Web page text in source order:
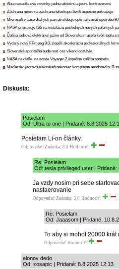
Alza nasadila dve novinky, jednu užitočnú a jednu kontroverznú
Záchrana misie na záchranu teleskopu Swift úspešne pokračuje
Microsoft v čase drahých pamätí sľubuje optimalizovať spotrebu
NASA pripravuje ISS na inštaláciu posledných nových solárnych
Ďalšia jadrová elektráreň južne od Slovenska musela kvôli teplu
Vydaný nový FFmpeg 9.0, zlepšil akceleráciu profesionálnych
Slovenská sporiteľňa bude mať cez víkend odstávku
NASA na diaľku na sonde Voyager 2 úspešne znížila spotrebu
Maďarsko jadrovú elektráreň nakoniec kompletne neodstavilo,
Diskusia:
Posielam
Od: Ultra to one | Pridané: 8.8.2025
Posielam Li-on články.
Odpovedať Známka: 8.0 Hodnotiť:
Re: Posielam
Od: tesla privileged user | Pridané:
Ja vzdy nosim pri sebe
nastaerovanie
Odpovedať Známka: 5.0 Hodnotiť:
Re: Posielam
Od: Jaaasom | Pridané:
To aby si mohol 20000
Odpovedať Hodnotiť:
elonov dedo
Od: zosapic | Pridané: 8.8.2025 12:13